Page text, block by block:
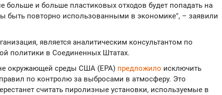
больше и больше пластиковых отходов будет попадать на
быть повторно использованными в экономике", – заявили
является аналитическим консультантом по
политики в Соединенных Штатах.
окружающей среды США (EPA) предложило исключить
по контролю за выбросами в атмосферу. Это
считать пиролизные установки, используемые в